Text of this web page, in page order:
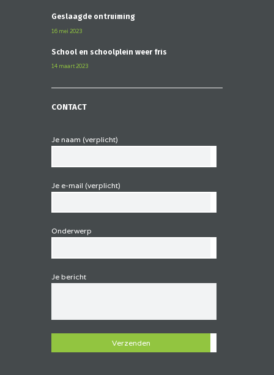
Geslaagde ontruiming
16 mei 2023
School en schoolplein weer fris
14 maart 2023
CONTACT
Je naam (verplicht)
Je e-mail (verplicht)
Onderwerp
Je bericht
l